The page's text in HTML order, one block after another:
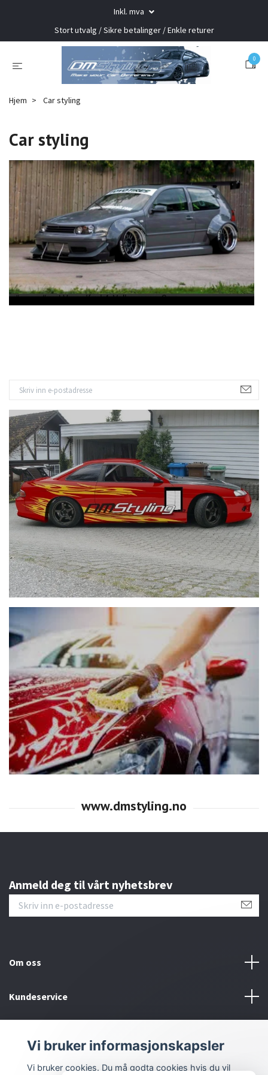
Inkl. mva
Stort utvalg / Sikre betalinger / Enkle returer
0
Hjem Car styling
Car styling
Anmeld deg til vårt nyhetsbrev
Om oss
Kundeservice
Sosiale medier
Vi bruker informasjonskapsler
Vi bruker cookies. Du må godta cookies hvis du vil